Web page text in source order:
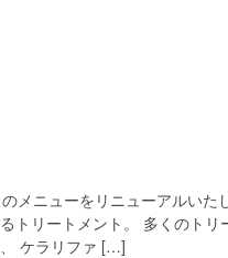
メニューをリニューアルいた
トリートメント。 多くのト
ケラリファ […]